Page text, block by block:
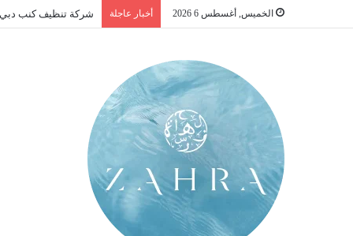
الخميس, أغسطس 6 2026 أخبار عاجلة شركة تنظيف كنب دبي |01016488259|